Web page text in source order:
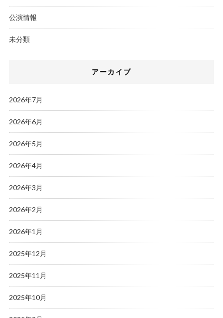
公演情報
未分類
アーカイブ
2026年7月
2026年6月
2026年5月
2026年4月
2026年3月
2026年2月
2026年1月
2025年12月
2025年11月
2025年10月